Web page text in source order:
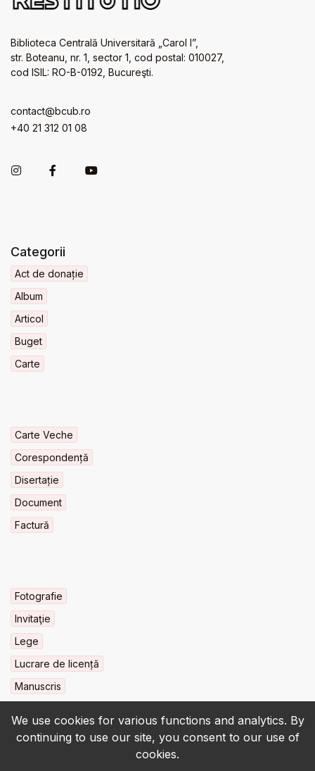
We use cookies for various functions and analytics. By
continuing to use our site, you consent to our use of
cookies.
Biblioteca Centrală Universitară „Carol I”,
str. Boteanu, nr. 1, sector 1, cod postal: 010027,
cod ISIL: RO-B-0192, Bucureşti.
contact@bcub.ro
+40 21 312 01 08
Categorii
Act de donație
Album
Articol
Buget
Carte
Carte Veche
Corespondență
Disertație
Document
Factură
Fotografie
Invitaţie
Lege
Lucrare de licență
Manuscris